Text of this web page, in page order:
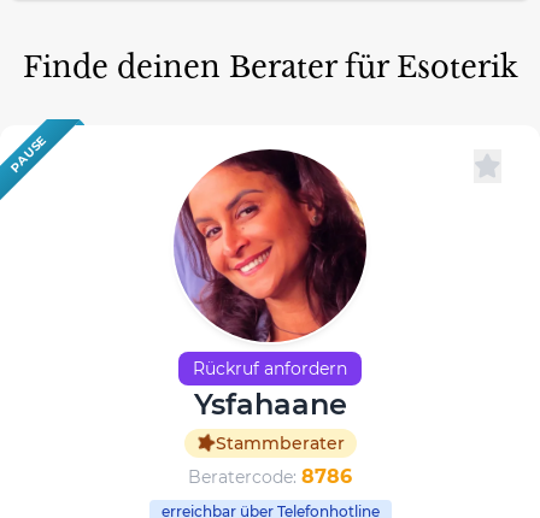
Finde deinen Berater für Esoterik
PAUSE
Rückruf anfordern
Ysfahaane
Stammberater
Beratercode: 8786
erreichbar über Telefonhotline